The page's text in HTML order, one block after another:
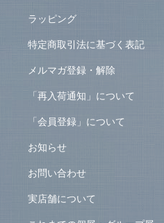
ラッピング
特定商取引法に基づく表記
メルマガ登録・解除
「再入荷通知」について
「会員登録」について
お知らせ
お問い合わせ
実店舗について